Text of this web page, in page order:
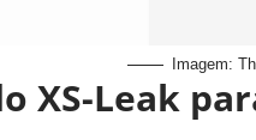
Imagem:
XS-Leak